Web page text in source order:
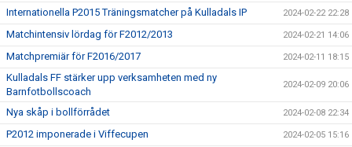
Internationella P2015 Träningsmatcher på Kulladals IP 2024-02-22 22:28
Matchintensiv lördag för F2012/2013 2024-02-21 14:06
Matchpremiär för F2016/2017 2024-02-11 18:15
Kulladals FF stärker upp verksamheten med ny
Barnfotbollscoach
2024-02-09 20:06
Nya skåp i bollförrådet 2024-02-08 22:34
P2012 imponerade i Viffecupen 2024-02-05 15:16